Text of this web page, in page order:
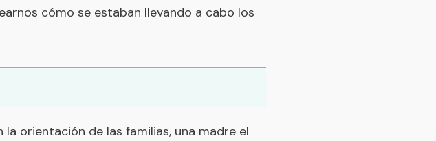
cómo se estaban llevando a cabo los
orientación de las familias, una madre el